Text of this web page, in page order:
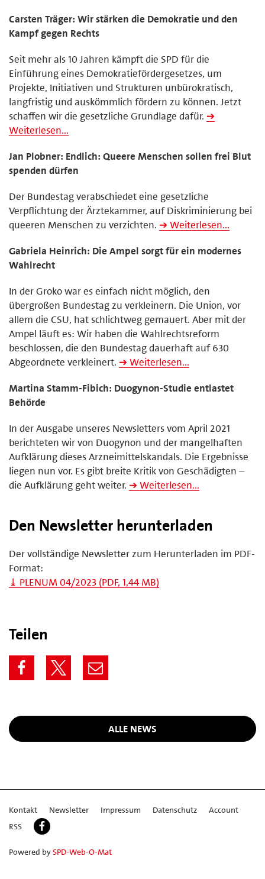
Carsten Träger: Wir stärken die Demokratie und den
Kampf gegen Rechts
Seit mehr als 10 Jahren kämpft die SPD für die
Einführung eines Demokratie­förder­gesetzes, um
Projekte, Initiativen und Strukturen un­büro­kratisch,
langfristig und auskömmlich fördern zu können. Jetzt
schaffen wir die gesetzliche Grundlage dafür. ➔
Weiterlesen...
Jan Plobner: Endlich: Queere Menschen sollen frei Blut
spenden dürfen
Der Bundestag verabschiedet eine gesetzliche
Verpflichtung der Ärztekammer, auf Diskriminierung bei
queeren Menschen zu verzichten. ➔ Weiterlesen...
Gabriela Heinrich: Die Ampel sorgt für ein modernes
Wahlrecht
In der Groko war es einfach nicht möglich, den
übergroßen Bundestag zu verkleinern. Die Union, vor
allem die CSU, hat schlichtweg gemauert. Aber mit der
Ampel läuft es: Wir haben die Wahlrechtsreform
beschlossen, die den Bundestag dauerhaft auf 630
Abgeordnete verkleinert. ➔ Weiterlesen...
Martina Stamm-Fibich: Duogynon-Studie entlastet
Behörde
In der Ausgabe unseres Newsletters vom April 2021
berichteten wir von Duogynon und der mangelhaften
Aufklärung dieses Arzneimittelskandals. Die Ergebnisse
liegen nun vor. Es gibt breite Kritik von Geschädigten –
die Aufklärung geht weiter. ➔ Weiterlesen...
Den Newsletter herunterladen
Der vollständige Newsletter zum Herunterladen im PDF-
Format:
⤓ PLENUM 04/2023 (PDF, 1,44 MB)
Teilen
ALLE NEWS
Kontakt Newsletter Impressum Datenschutz
Account
RSS
Powered bySPD-Web-O-Mat